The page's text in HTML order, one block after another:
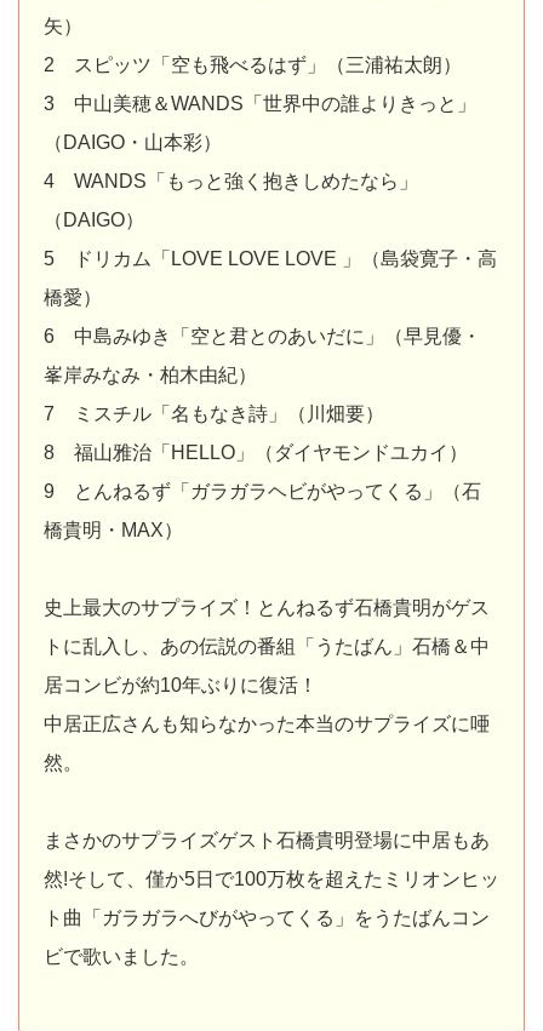
矢）
2 スピッツ「空も飛べるはず」（三浦祐太朗）
3 中山美穂＆WANDS「世界中の誰よりきっと」
（DAIGO・山本彩）
4 WANDS「もっと強く抱きしめたなら」
（DAIGO）
5 ドリカム「LOVE LOVE LOVE 」（島袋寛子・高
橋愛）
6 中島みゆき「空と君とのあいだに」（早見優・
峯岸みなみ・柏木由紀）
7 ミスチル「名もなき詩」（川畑要）
8 福山雅治「HELLO」（ダイヤモンドユカイ）
9 とんねるず「ガラガラヘビがやってくる」（石
橋貴明・MAX）
史上最大のサプライズ！とんねるず石橋貴明がゲス
トに乱入し、あの伝説の番組「うたばん」石橋＆中
居コンビが約10年ぶりに復活！
中居正広さんも知らなかった本当のサプライズに唖
然。
まさかのサプライズゲスト石橋貴明登場に中居もあ
然!そして、僅か5日で100万枚を超えたミリオンヒッ
ト曲「ガラガラへびがやってくる」をうたばんコン
ビで歌いました。